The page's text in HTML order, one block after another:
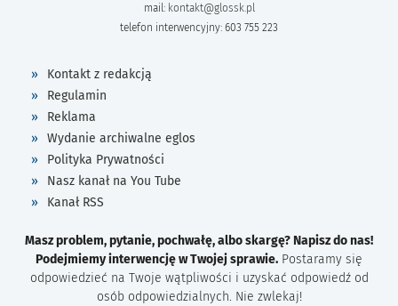
mail: kontakt@glossk.pl
telefon interwencyjny: 603 755 223
Kontakt z redakcją
Regulamin
Reklama
Wydanie archiwalne eglos
Polityka Prywatności
Nasz kanał na You Tube
Kanał RSS
Masz problem, pytanie, pochwałę, albo skargę? Napisz do nas!
Podejmiemy interwencję w Twojej sprawie. Postaramy się
odpowiedzieć na Twoje wątpliwości i uzyskać odpowiedź od
osób odpowiedzialnych. Nie zwlekaj!